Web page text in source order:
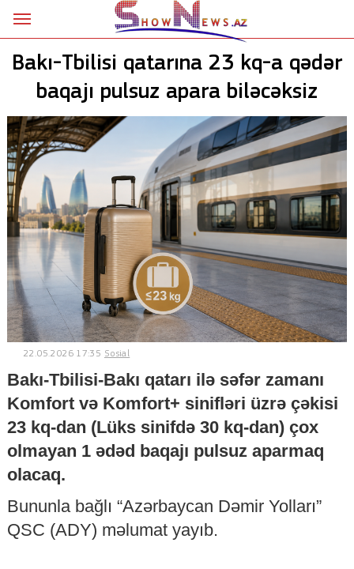
Siyasət
Sosial
Kriminal
Şou
18+
Astrologiya
Hadisə
İdman
Dünya
© 2026. Shownews.az
Created by Netservice.az
Bakı-Tbilisi qatarına 23 kq-a qədər
baqajı pulsuz apara biləcəksiz
22.05.2026 17:35 Sosial
Bakı-Tbilisi-Bakı qatarı ilə səfər zamanı
Komfort və Komfort+ sinifləri üzrə çəkisi
23 kq-dan (Lüks sinifdə 30 kq-dan) çox
olmayan 1 ədəd baqajı pulsuz aparmaq
olacaq.
Bununla bağlı “Azərbaycan Dəmir Yolları”
QSC (ADY) məlumat yayıb.